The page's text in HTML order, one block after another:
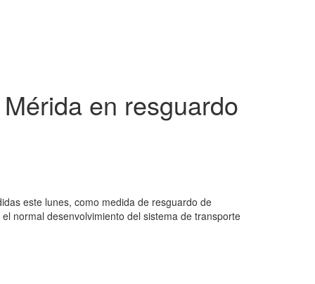
en resguardo
este lunes, como medida de resguardo de
normal desenvolvimiento del sistema de transporte